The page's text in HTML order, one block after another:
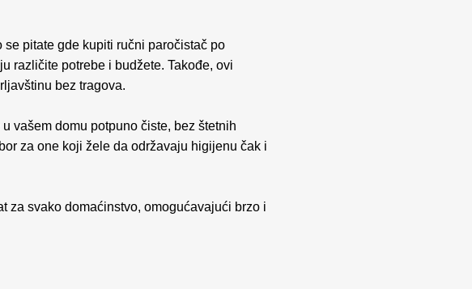
pitate gde kupiti ručni paročistač po
različite potrebe i budžete. Takođe, ovi
bez tragova.
vašem domu potpuno čiste, bez štetnih
za one koji žele da održavaju higijenu čak i
za svako domaćinstvo, omogućavajući brzo i